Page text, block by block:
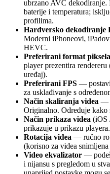
ubrzano AVC dekodiranje.
baterije i temperatura;
profilima.
Hardversko dekodiranje
Moderni iPhoneovi,
HEVC.
Preferirani format piksela
player prezentira rendereru
uređaj).
Preferirani FPS —
za usklađivanje s
Način skaliranja videa —
Originalno. Određuje kako
Način prikaza videa (iOS
prikazuje u prikazu playera.
Rotacija videa — ručno
(korisno za videa
Video ekvalizator —
i nijansu s pregledom u